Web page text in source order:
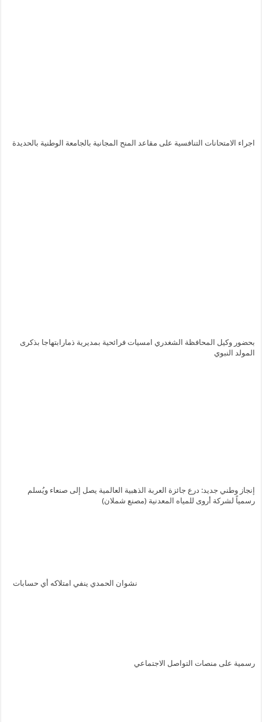
اجراء الامتحانات التنافسية على مقاعد المنح المجانية بالجامعة الوطنية بالحديدة
بحضور وكيل المحافظة الشغدري امسيات فرائحية بمديرية ذمارابتهاجا بذكرى
المولد النبوي
إنجاز وطني جديد: درع جائزة العربة الذهبية العالمية يصل إلى صنعاء ويُسلم
رسمياً لشركة أروى للمياه المعدنية (مصنع شملان)
نشوان الحمدي ينفي امتلاكه أي حسابات
رسمية على منصات التواصل الاجتماعي